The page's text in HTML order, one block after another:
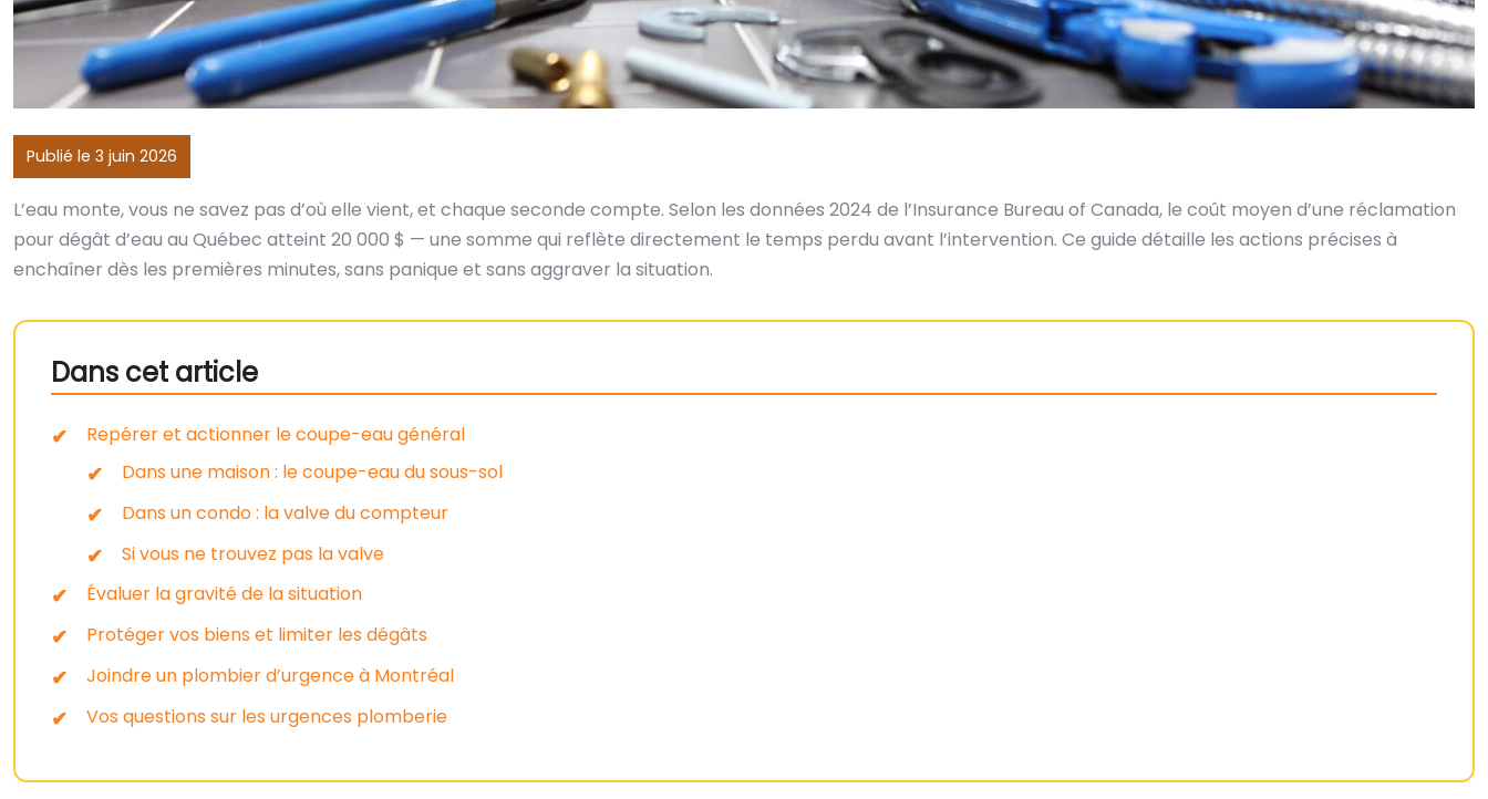
Publié le 3 juin 2026
L’eau monte, vous ne savez pas d’où elle vient, et chaque seconde compte. Selon les données 2024 de l’Insurance Bureau of Canada, le coût moyen d’une réclamation
pour dégât d’eau au Québec atteint 20 000 $ — une somme qui reflète directement le temps perdu avant l’intervention. Ce guide détaille les actions précises à
enchaîner dès les premières minutes, sans panique et sans aggraver la situation.
Dans cet article
Repérer et actionner le coupe-eau général
Dans une maison : le coupe-eau du sous-sol
Dans un condo : la valve du compteur
Si vous ne trouvez pas la valve
Évaluer la gravité de la situation
Protéger vos biens et limiter les dégâts
Joindre un plombier d’urgence à Montréal
Vos questions sur les urgences plomberie